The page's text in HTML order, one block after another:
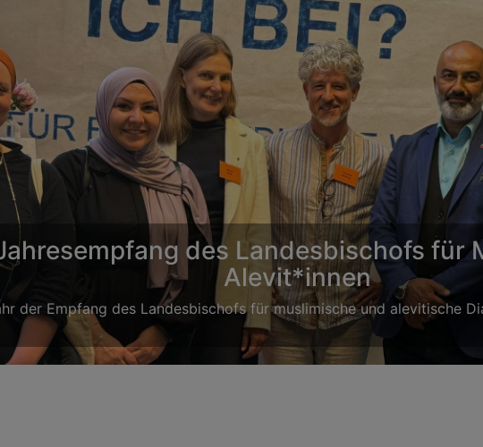
Interreligiöser Dialog in Malaysia und
Interreligiöser Dialog in Malaysia und Deutschland: